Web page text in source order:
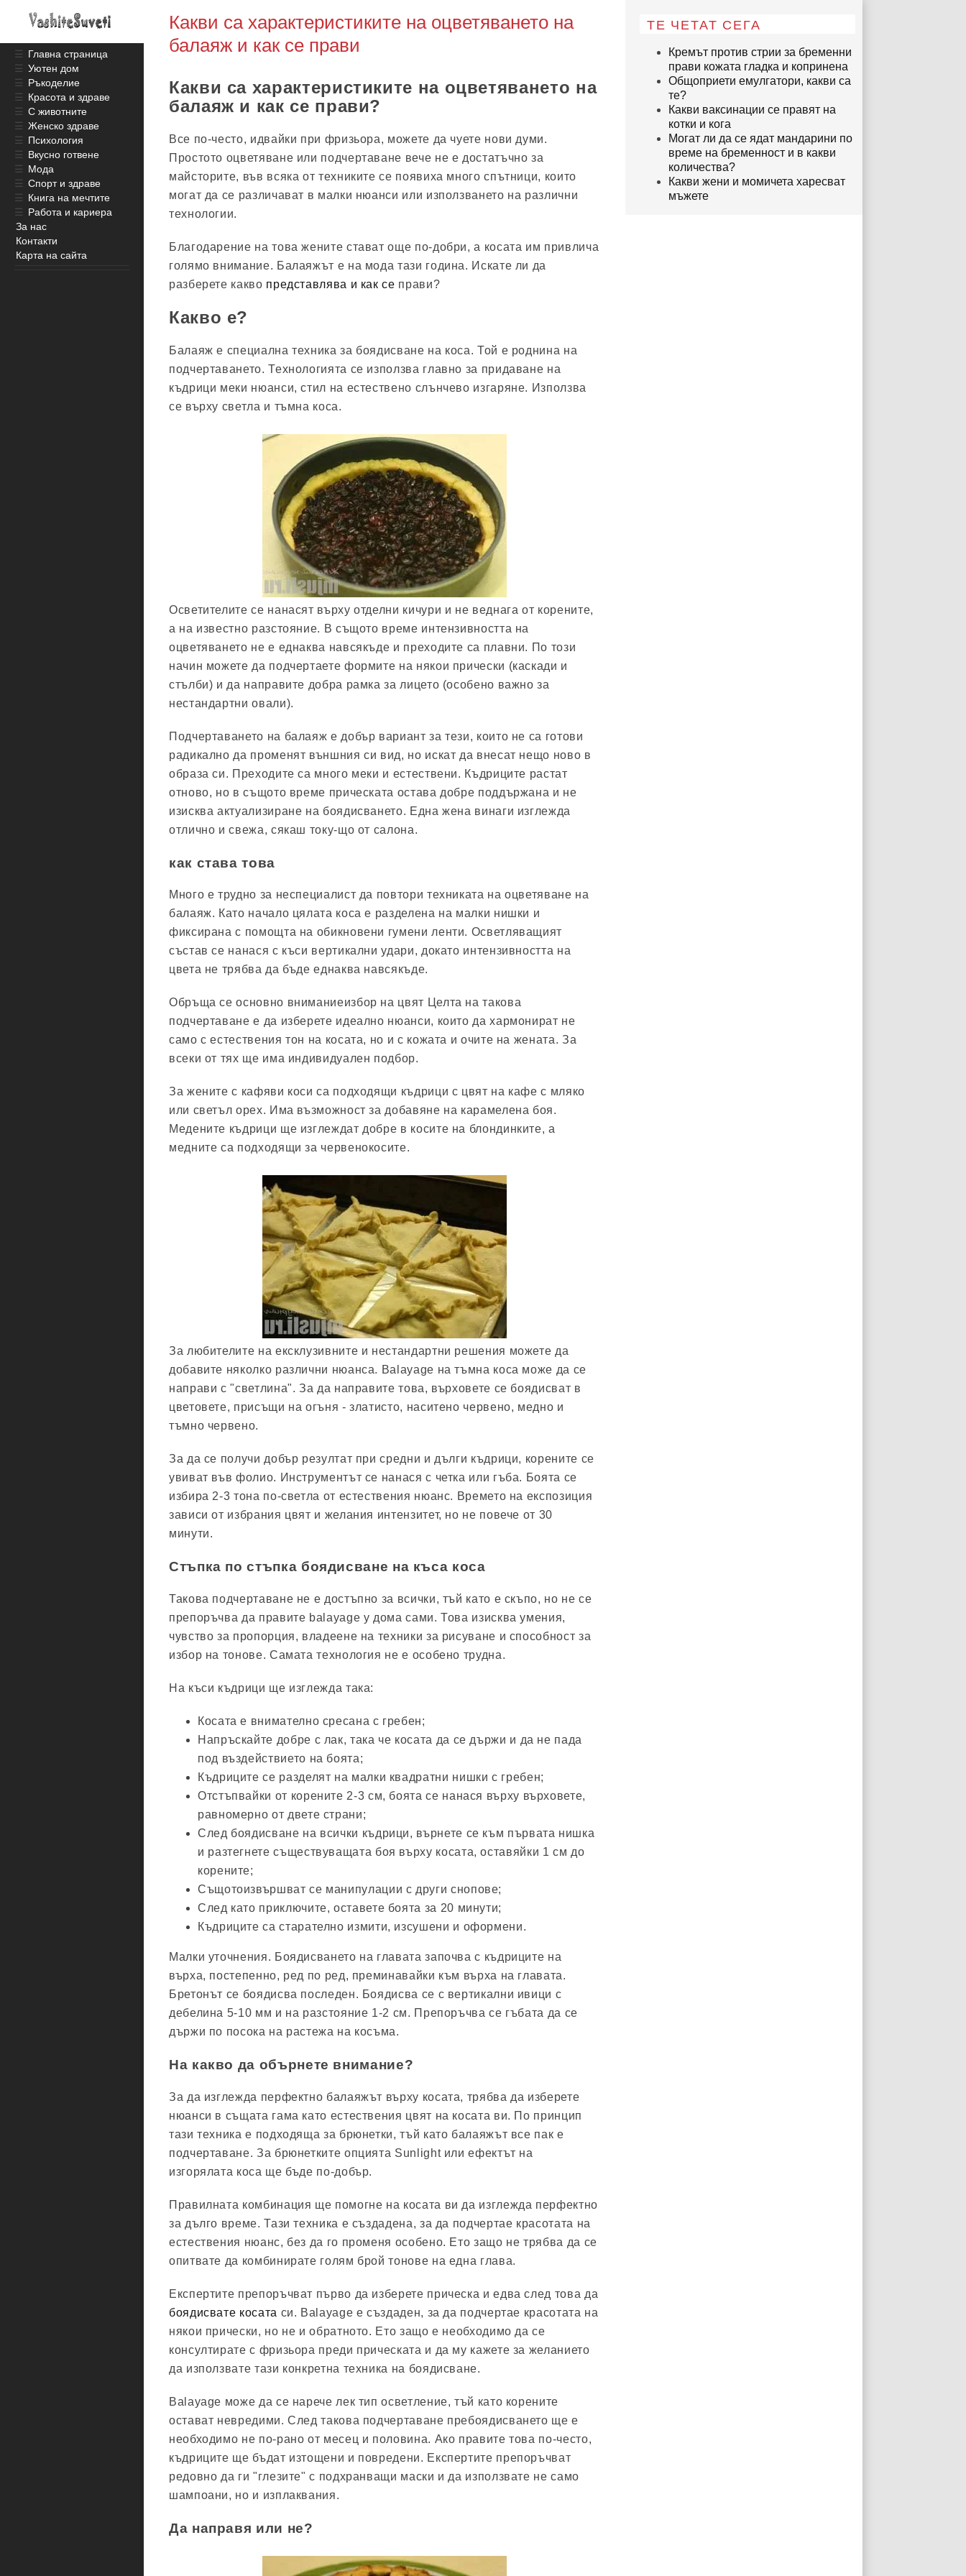
Какви са характеристиките на оцветяването на
балаяж и как се прави
Какви са характеристиките на оцветяването на
балаяж и как се прави?
Все по-често, идвайки при фризьора, можете да чуете нови думи.
Простото оцветяване или подчертаване вече не е достатъчно за
майсторите, във всяка от техниките се появиха много спътници, които
могат да се различават в малки нюанси или използването на различни
технологии.
Благодарение на това жените стават още по-добри, а косата им привлича
голямо внимание. Балаяжът е на мода тази година. Искате ли да
разберете какво представлява и как се прави?
Какво е?
Балаяж е специална техника за боядисване на коса. Той е роднина на
подчертаването. Технологията се използва главно за придаване на
къдрици меки нюанси, стил на естествено слънчево изгаряне. Използва
се върху светла и тъмна коса.
Осветителите се нанасят върху отделни кичури и не веднага от корените,
а на известно разстояние. В същото време интензивността на
оцветяването не е еднаква навсякъде и преходите са плавни. По този
начин можете да подчертаете формите на някои прически (каскади и
стълби) и да направите добра рамка за лицето (особено важно за
нестандартни овали).
Подчертаването на балаяж е добър вариант за тези, които не са готови
радикално да променят външния си вид, но искат да внесат нещо ново в
образа си. Преходите са много меки и естествени. Къдриците растат
отново, но в същото време прическата остава добре поддържана и не
изисква актуализиране на боядисването. Една жена винаги изглежда
отлично и свежа, сякаш току-що от салона.
как става това
Много е трудно за неспециалист да повтори техниката на оцветяване на
балаяж. Като начало цялата коса е разделена на малки нишки и
фиксирана с помощта на обикновени гумени ленти. Осветляващият
състав се нанася с къси вертикални удари, докато интензивността на
цвета не трябва да бъде еднаква навсякъде.
Обръща се основно вниманиеизбор на цвят Целта на такова
подчертаване е да изберете идеално нюанси, които да хармонират не
само с естествения тон на косата, но и с кожата и очите на жената. За
всеки от тях ще има индивидуален подбор.
За жените с кафяви коси са подходящи къдрици с цвят на кафе с мляко
или светъл орех. Има възможност за добавяне на карамелена боя.
Медените къдрици ще изглеждат добре в косите на блондинките, а
медните са подходящи за червенокосите.
За любителите на ексклузивните и нестандартни решения можете да
добавите няколко различни нюанса. Balayage на тъмна коса може да се
направи с "светлина". За да направите това, върховете се боядисват в
цветовете, присъщи на огъня - златисто, наситено червено, медно и
тъмно червено.
За да се получи добър резултат при средни и дълги къдрици, корените се
увиват във фолио. Инструментът се нанася с четка или гъба. Боята се
избира 2-3 тона по-светла от естествения нюанс. Времето на експозиция
зависи от избрания цвят и желания интензитет, но не повече от 30
минути.
Стъпка по стъпка боядисване на къса коса
Такова подчертаване не е достъпно за всички, тъй като е скъпо, но не се
препоръчва да правите balayage у дома сами. Това изисква умения,
чувство за пропорция, владеене на техники за рисуване и способност за
избор на тонове. Самата технология не е особено трудна.
На къси къдрици ще изглежда така:
Косата е внимателно сресана с гребен;
Напръскайте добре с лак, така че косата да се държи и да не пада
под въздействието на боята;
Къдриците се разделят на малки квадратни нишки с гребен;
Отстъпвайки от корените 2-3 см, боята се нанася върху върховете,
равномерно от двете страни;
След боядисване на всички къдрици, върнете се към първата нишка
и разтегнете съществуващата боя върху косата, оставяйки 1 см до
корените;
Същотоизвършват се манипулации с други снопове;
След като приключите, оставете боята за 20 минути;
Къдриците са старателно измити, изсушени и оформени.
Малки уточнения. Боядисването на главата започва с къдриците на
върха, постепенно, ред по ред, преминавайки към върха на главата.
Бретонът се боядисва последен. Боядисва се с вертикални ивици с
дебелина 5-10 мм и на разстояние 1-2 см. Препоръчва се гъбата да се
държи по посока на растежа на косъма.
На какво да обърнете внимание?
За да изглежда перфектно балаяжът върху косата, трябва да изберете
нюанси в същата гама като естествения цвят на косата ви. По принцип
тази техника е подходяща за брюнетки, тъй като балаяжът все пак е
подчертаване. За брюнетките опцията Sunlight или ефектът на
изгорялата коса ще бъде по-добър.
Правилната комбинация ще помогне на косата ви да изглежда перфектно
за дълго време. Тази техника е създадена, за да подчертае красотата на
естествения нюанс, без да го променя особено. Ето защо не трябва да се
опитвате да комбинирате голям брой тонове на една глава.
Експертите препоръчват първо да изберете прическа и едва след това да
боядисвате косата си. Balayage е създаден, за да подчертае красотата на
някои прически, но не и обратното. Ето защо е необходимо да се
консултирате с фризьора преди прическата и да му кажете за желанието
да използвате тази конкретна техника на боядисване.
Balayage може да се нарече лек тип осветление, тъй като корените
остават невредими. След такова подчертаване пребоядисването ще е
необходимо не по-рано от месец и половина. Ако правите това по-често,
къдриците ще бъдат изтощени и повредени. Експертите препоръчват
редовно да ги "глезите" с подхранващи маски и да използвате не само
шампоани, но и изплаквания.
Да направя или не?
ТЕ ЧЕТАТ СЕГА
Кремът против стрии за бременни
прави кожата гладка и копринена
Общоприети емулгатори, какви са
те?
Какви ваксинации се правят на
котки и кога
Могат ли да се ядат мандарини по
време на бременност и в какви
количества?
Какви жени и момичета харесват
мъжете
☰ Главна страница
☰ Уютен дом
☰ Ръкоделие
☰ Красота и здраве
☰ С животните
☰ Женско здраве
☰ Психология
☰ Вкусно готвене
☰ Мода
☰ Спорт и здраве
☰ Книга на мечтите
☰ Работа и кариера
За нас
Контакти
Карта на сайта